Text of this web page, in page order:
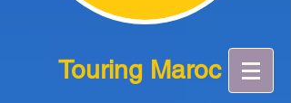
Touring Maroc